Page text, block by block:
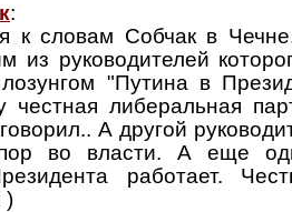
:
к словам Собчак в
из руководителей
"Путина в
либеральная
А другой
во власти. А еще
работает.
)